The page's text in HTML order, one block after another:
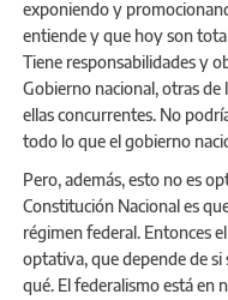
exponiendo y
entiende y que hoy son
Tiene responsabilidades y
Gobierno nacional, otras
ellas concurrentes. No
todo lo que el gobierno
Pero, además, esto no es
Constitución Nacional es
régimen federal. Entonces
optativa, que depende de si
qué. El federalismo está en